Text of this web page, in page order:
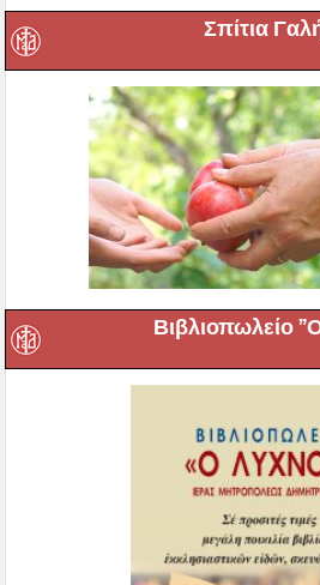
Σπίτια
Βιβλιοπωλείο